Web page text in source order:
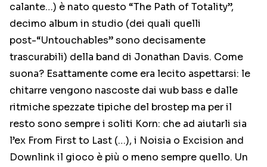
calante…) è nato questo “The Path of Totality”,
decimo album in studio (dei quali quelli
post-“Untouchables” sono decisamente
trascurabili) della band di Jonathan Davis. Come
suona? Esattamente come era lecito aspettarsi: le
chitarre vengono nascoste dai wub bass e dalle
ritmiche spezzate tipiche del brostep ma per il
resto sono sempre i soliti Korn: che ad aiutarli sia
l’ex From First to Last (…), i Noisia o Excision and
Downlink il gioco è più o meno sempre quello. Un